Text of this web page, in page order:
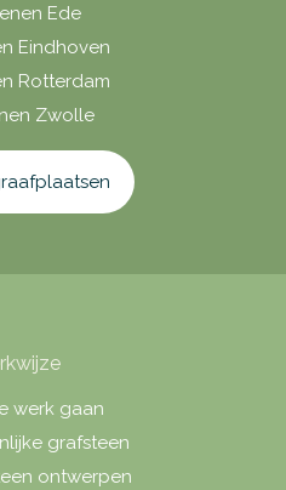
Ede
Eindhoven
Rotterdam
Zwolle
werk gaan
grafsteen
ontwerpen